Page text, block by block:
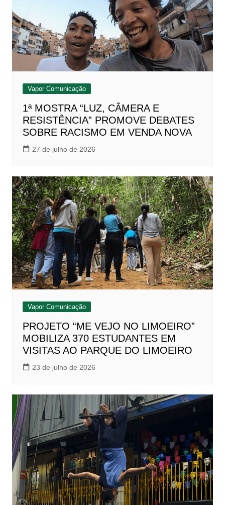
Vapor Comunicação
1ª MOSTRA “LUZ, CÂMERA E
RESISTÊNCIA” PROMOVE DEBATES
SOBRE RACISMO EM VENDA NOVA
27 de julho de 2026
Vapor Comunicação
PROJETO “ME VEJO NO LIMOEIRO”
MOBILIZA 370 ESTUDANTES EM
VISITAS AO PARQUE DO LIMOEIRO
23 de julho de 2026